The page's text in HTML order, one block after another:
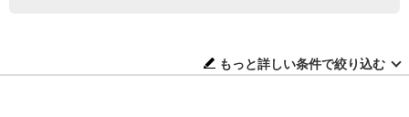
もっと詳しい条件で絞り込む